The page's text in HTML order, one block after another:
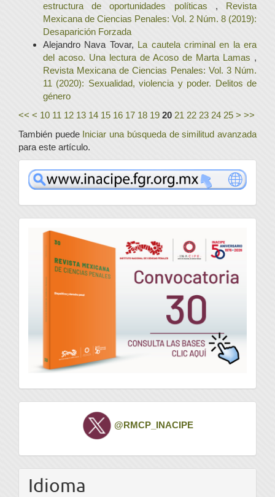
estructura de oportunidades políticas , Revista
Mexicana de Ciencias Penales: Vol. 2 Núm. 8 (2019):
Desaparición Forzada
Alejandro Nava Tovar, La cautela criminal en la era
del acoso. Una lectura de Acoso de Marta Lamas ,
Revista Mexicana de Ciencias Penales: Vol. 3 Núm.
11 (2020): Sexualidad, violencia y poder. Delitos de
género
<< < 10 11 12 13 14 15 16 17 18 19 20 21 22 23 24 25 > >>
También puede Iniciar una búsqueda de similitud avanzada
para este artículo.
www
convocatoria
Twitter @RMCP_INACIPE
Idioma